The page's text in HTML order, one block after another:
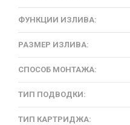
ФУНКЦИИ ИЗЛИВА:
РАЗМЕР ИЗЛИВА:
СПОСОБ МОНТАЖА:
ТИП ПОДВОДКИ:
ТИП КАРТРИДЖА: